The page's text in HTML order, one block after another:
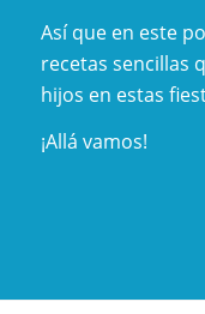
Así que en este
recetas sencillas
hijos en estas
¡Allá vamos!